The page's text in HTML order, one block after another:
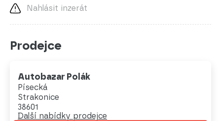
Nahlásit inzerát
Prodejce
Autobazar Polák
Písecká
Strakonice
38601
Další nabídky prodejce